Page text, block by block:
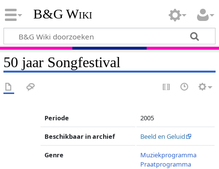
B&G Wiki
50 jaar Songfestival
Periode 2005
Beschikbaar in archief Beeld en Geluid
Genre
Muziekprogramma
Praatprogramma